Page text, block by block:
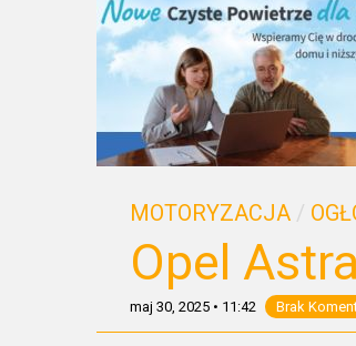
MOTORYZACJA /
Opel
maj 30, 2025 • 11:42 Brak